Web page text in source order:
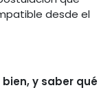
desde el
y saber qué